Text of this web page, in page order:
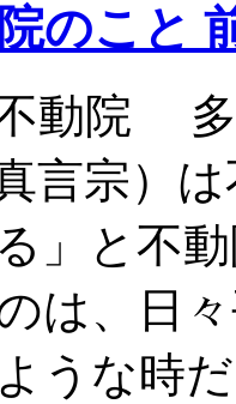
のこと
動院 多
言宗）
」と不
は、日
うな時